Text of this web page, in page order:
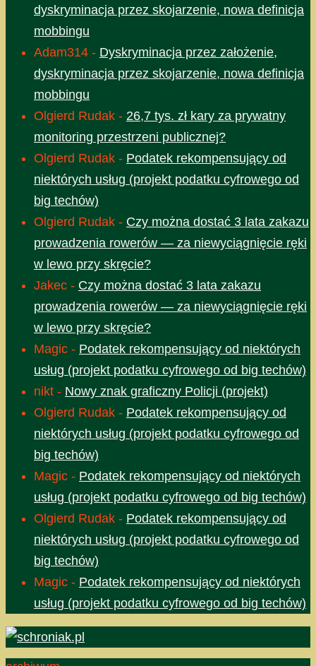
dyskryminacja przez skojarzenie, nowa definicja
mobbingu
Adam314 - Dyskryminacja przez założenie,
dyskryminacja przez skojarzenie, nowa definicja
mobbingu
Olgierd Rudak - 26,7 tys. zł kary za prywatny
monitoring przestrzeni publicznej?
Olgierd Rudak - Podatek rekompensujący od
niektórych usług (projekt podatku cyfrowego od
big techów)
Olgierd Rudak - Czy można dostać 3 lata zakazu
prowadzenia rowerów — za niewyciągnięcie ręki
w lewo przy skręcie?
Jakec - Czy można dostać 3 lata zakazu
prowadzenia rowerów — za niewyciągnięcie ręki
w lewo przy skręcie?
Magic - Podatek rekompensujący od niektórych
usług (projekt podatku cyfrowego od big techów)
nikt - Nowy znak graficzny Policji (projekt)
Olgierd Rudak - Podatek rekompensujący od
niektórych usług (projekt podatku cyfrowego od
big techów)
Magic - Podatek rekompensujący od niektórych
usług (projekt podatku cyfrowego od big techów)
Olgierd Rudak - Podatek rekompensujący od
niektórych usług (projekt podatku cyfrowego od
big techów)
Magic - Podatek rekompensujący od niektórych
usług (projekt podatku cyfrowego od big techów)